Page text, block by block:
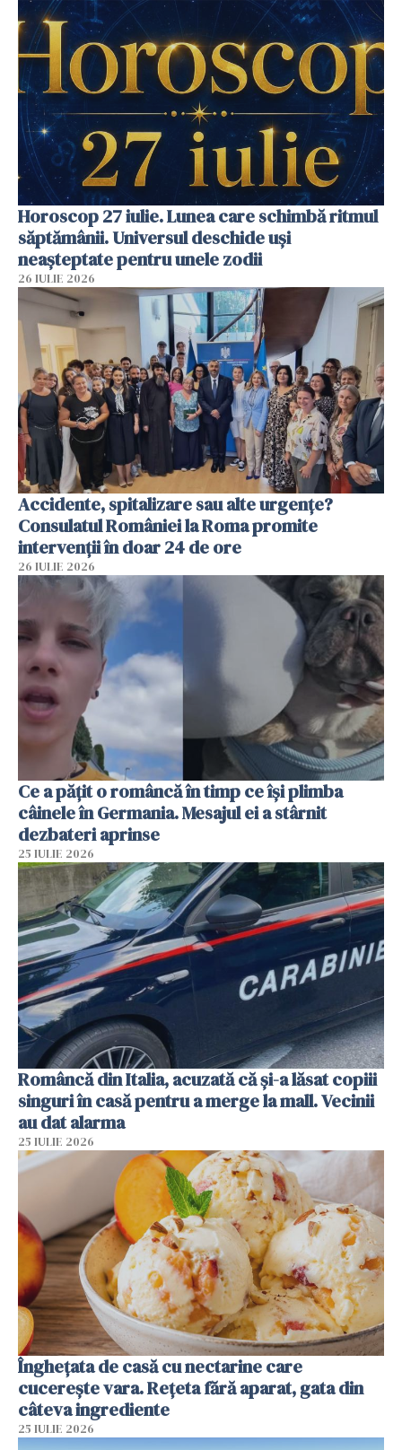
Horoscop 27 iulie. Lunea care schimbă ritmul
săptămânii. Universul deschide uși
neașteptate pentru unele zodii
26 IULIE 2026
Accidente, spitalizare sau alte urgențe?
Consulatul României la Roma promite
intervenții în doar 24 de ore
26 IULIE 2026
Ce a pățit o româncă în timp ce își plimba
câinele în Germania. Mesajul ei a stârnit
dezbateri aprinse
25 IULIE 2026
Româncă din Italia, acuzată că și-a lăsat copiii
singuri în casă pentru a merge la mall. Vecinii
au dat alarma
25 IULIE 2026
Înghețata de casă cu nectarine care
cucerește vara. Rețeta fără aparat, gata din
câteva ingrediente
25 IULIE 2026